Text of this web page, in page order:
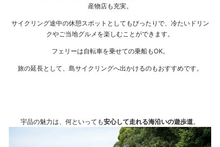
産物店も充実。
サイクリング途中の休憩スポットとしてもぴったりで、冷たいドリン
クやご当地グルメを楽しむことができます。
フェリーは自転車を乗せての乗船もOK。
旅の延長として、島サイクリングへ出かけるのもおすすめです。
宇品の魅力は、何といっても安心して走れる海沿いの遊歩道。